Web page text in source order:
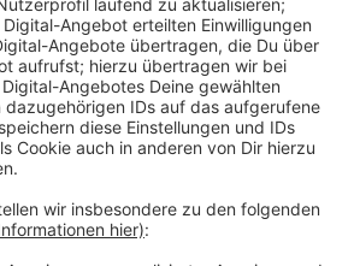
Jahr warnt der Verband
voreiner ganzen
die Urlaubsschnäppchen-Jäger um
vergleichsweise günstig
sollen Kundinnen und Kunden